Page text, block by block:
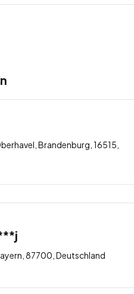
Brandenburg, 16515,
87700, Deutschland